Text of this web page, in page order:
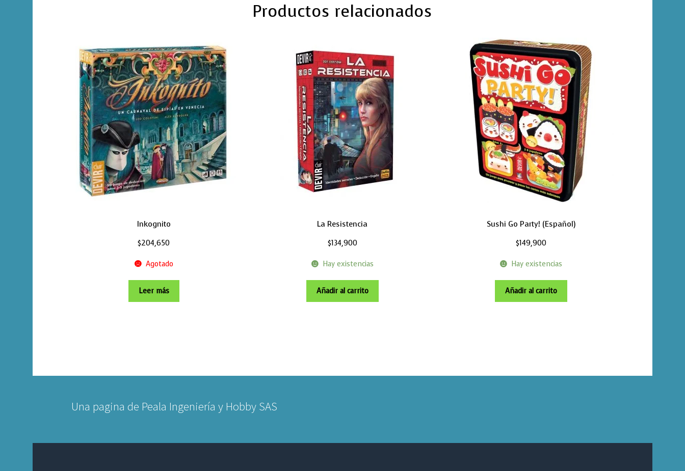
Productos relacionados
Inkognito
$204,650
Agotado
Leer más
La Resistencia
$134,900
Hay existencias
Añadir al carrito
Sushi Go Party! (Español)
$149,900
Hay existencias
Añadir al carrito
Una pagina de Peala Ingeniería y Hobby SAS